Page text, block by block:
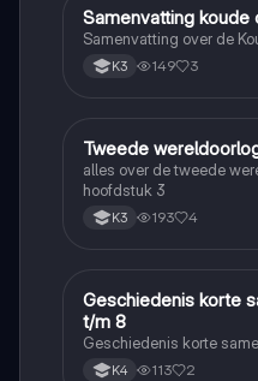
Geschiedenis
Samenvatting koude
Samenvatting over de
K3 149 3
Geschiedenis
Tweede
alles over de tweede
hoofdstuk 3
K3 193 4
Geschiedenis
Geschiedenis korte
t/m 8
Geschiedenis korte
K4 113 2